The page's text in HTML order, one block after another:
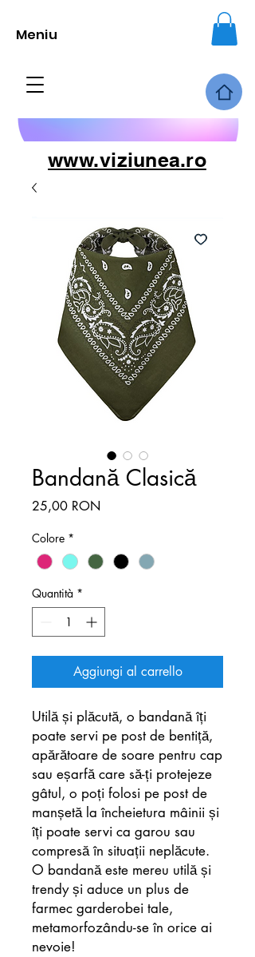
Meniu
www.viziunea.ro
Bandană Clasică
25,00 RON
Colore *
Quantità *
Aggiungi al carrello
Utilă și plăcută, o bandană îți
poate servi pe post de bentiță,
apărătoare de soare pentru cap
sau eșarfă care să-ți protejeze
gâtul, o poți folosi pe post de
manșetă la încheietura mâinii și
îți poate servi ca garou sau
compresă în situații neplăcute.
O bandană este mereu utilă și
trendy și aduce un plus de
farmec garderobei tale,
metamorfozându-se în orice ai
nevoie!